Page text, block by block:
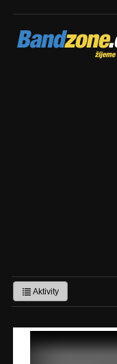
Bandzone.cz
žijeme hudbou
Aktivity